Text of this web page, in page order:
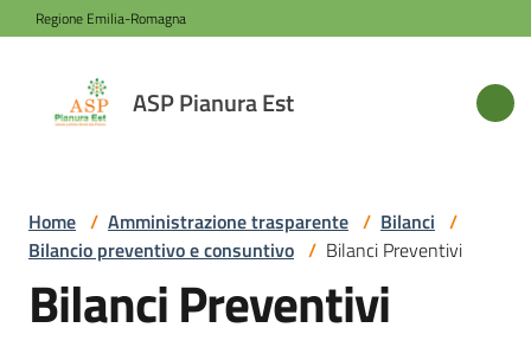
Vai al contenuto
Vai alla navigazione
Vai al footer
Regione Emilia-Romagna
ASP Pianura Est
ASP
Pianura
Azienda
Home / Amministrazione trasparente / Bilanci /
Bilancio preventivo e consuntivo / Bilanci Preventivi
Bilanci Preventivi